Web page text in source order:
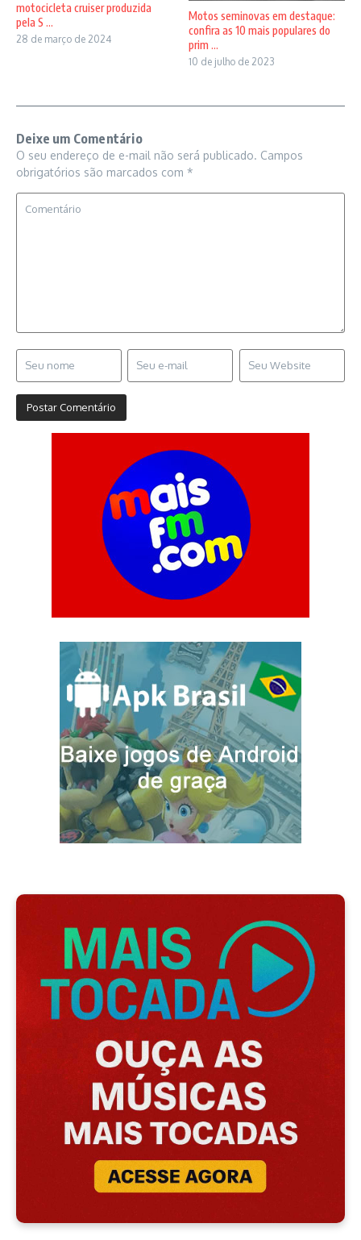
motocicleta cruiser produzida
pela S ...
28 de março de 2024
Motos seminovas em destaque:
confira as 10 mais populares do
prim ...
10 de julho de 2023
Deixe um Comentário
O seu endereço de e-mail não será publicado. Campos
obrigatórios são marcados com *